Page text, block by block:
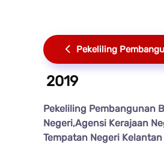
Pekeliling
2019
Pekeliling Pembangunan
Negeri,Agensi Kerajaan
Tempatan Negeri